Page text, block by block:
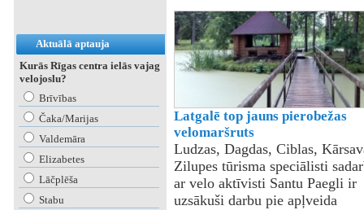
Aktuālā aptauja
Kurās Rīgas centra ielās vajag
velojoslu?
Brīvības
Čaka/Marijas
Valdemāra
Elizabetes
Lāčplēša
Stabu
Latgalē top jauns pierobežas
velomaršruts
Ludzas, Dagdas, Ciblas,
Zilupes tūrisma speciālisti
ar velo aktīvisti Santu Paegli ir
uzsākuši darbu pie apļveida